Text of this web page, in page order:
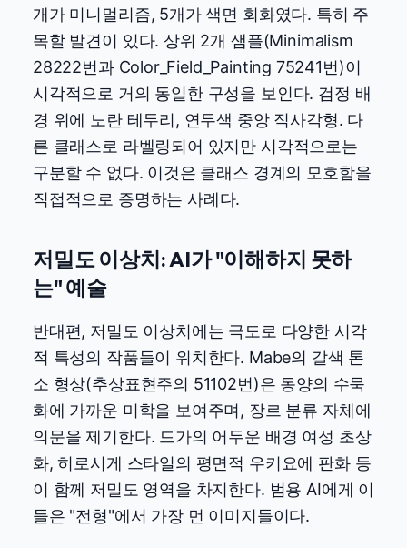
개가 미니멀리즘, 5개가 색면 회화였다. 특히 주
목할 발견이 있다. 상위 2개 샘플(Minimalism
28222번과 Color_Field_Painting 75241번)이
시각적으로 거의 동일한 구성을 보인다. 검정 배
경 위에 노란 테두리, 연두색 중앙 직사각형. 다
른 클래스로 라벨링되어 있지만 시각적으로는
구분할 수 없다. 이것은 클래스 경계의 모호함을
직접적으로 증명하는 사례다.
저밀도 이상치: AI가 "이해하지 못하
는" 예술
반대편, 저밀도 이상치에는 극도로 다양한 시각
적 특성의 작품들이 위치한다. Mabe의 갈색 톤
소 형상(추상표현주의 51102번)은 동양의 수묵
화에 가까운 미학을 보여주며, 장르 분류 자체에
의문을 제기한다. 드가의 어두운 배경 여성 초상
화, 히로시게 스타일의 평면적 우키요에 판화 등
이 함께 저밀도 영역을 차지한다. 범용 AI에게 이
들은 "전형"에서 가장 먼 이미지들이다.